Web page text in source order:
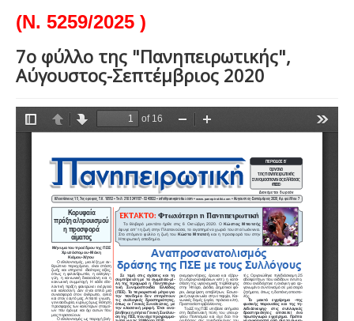
(Ν. 5259/2025 )
7ο φύλλο της "Πανηπειρωτικής",
Αύγουστος-Σεπτέμβριος 2020